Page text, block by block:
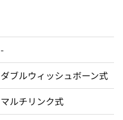
-
ダブルウィッシュボーン式
マルチリンク式